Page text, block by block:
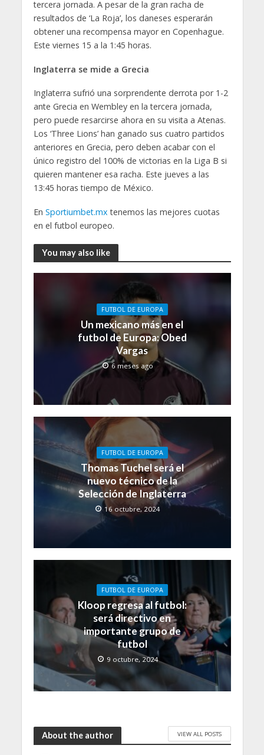
tercera jornada. A pesar de la gran racha de
resultados de ‘La Roja’, los daneses esperarán
obtener una recompensa mayor en Copenhague.
Este viernes 15 a la 1:45 horas.
Inglaterra se mide a Grecia
Inglaterra sufrió una sorprendente derrota por 1-2
ante Grecia en Wembley en la tercera jornada,
pero puede resarcirse ahora en su visita a Atenas.
Los ‘Three Lions’ han ganado sus cuatro partidos
anteriores en Grecia, pero deben acabar con el
único registro del 100% de victorias en la Liga B si
quieren mantener esa racha. Este jueves a las
13:45 horas tiempo de México.
En Sportiumbet.mxtenemos las mejores cuotas
en el futbol europeo.
You may also like
FUTBOL DE EUROPA
Un mexicano más en el
futbol de Europa: Obed
Vargas
6 meses ago
FUTBOL DE EUROPA
Thomas Tuchel será el
nuevo técnico de la
Selección de Inglaterra
16 octubre, 2024
FUTBOL DE EUROPA
Kloop regresa al futbol:
será directivo en
importante grupo de
futbol
9 octubre, 2024
About the author VIEW ALL POSTS